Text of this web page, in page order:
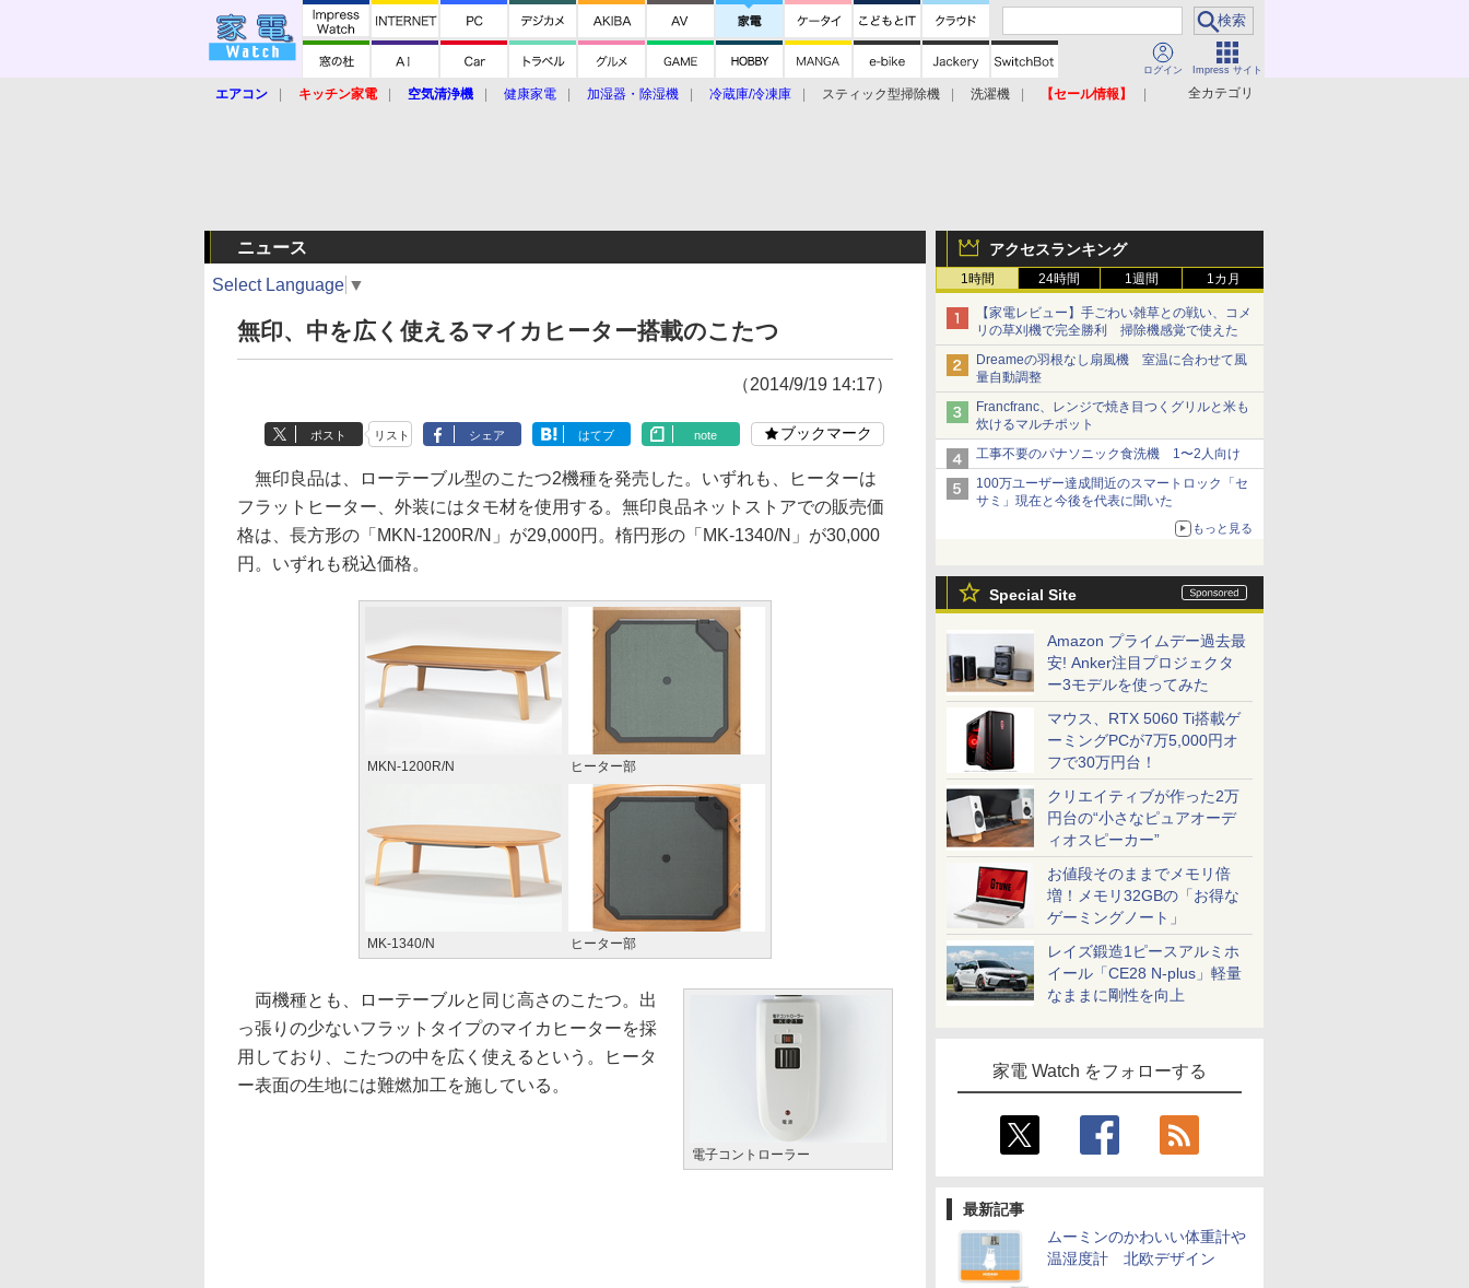
ログイン Impress サイト
全カテゴリ
エアコン キッチン家電 空気清浄機 健康家電 加湿器・除湿機 冷蔵庫/冷凍庫 スティック型掃除機 洗濯機
【セール情報】
アクセスランキング
1時間 24時間 1週間 1カ月
【家電レビュー】手ごわい雑草との戦い、コメ
リの草刈機で完全勝利 掃除機感覚で使えた
Dreameの羽根なし扇風機 室温に合わせて風
量自動調整
Francfranc、レンジで焼き目つくグリルと米も
炊けるマルチポット
工事不要のパナソニック食洗機 1〜2人向け
100万ユーザー達成間近のスマートロック「セ
サミ」現在と今後を代表に聞いた
もっと見る
Special Site
Amazon プライムデー過去最
安! Anker注目プロジェクタ
ー3モデルを使ってみた
マウス、RTX 5060 Ti搭載ゲ
ーミングPCが7万5,000円オ
フで30万円台！
クリエイティブが作った2万
円台の“小さなピュアオーデ
ィオスピーカー”
お値段そのままでメモリ倍
増！メモリ32GBの「お得な
ゲーミングノート」
レイズ鍛造1ピースアルミホ
イール「CE28 N-plus」軽量
なままに剛性を向上
家電 Watch をフォローする
最新記事
ムーミンのかわいい体重計や
温湿度計 北欧デザイン
ニュース
Select Language ▼
無印、中を広く使えるマイカヒーター搭載のこたつ
（2014/9/19 14:17）
ポスト リスト シェア はてブ note ブックマーク
無印良品は、ローテーブル型のこたつ2機種を発売した。いずれも、ヒーターは
フラットヒーター、外装にはタモ材を使用する。無印良品ネットストアでの販売価
格は、長方形の「MKN-1200R/N」が29,000円。楕円形の「MK-1340/N」が30,000
円。いずれも税込価格。
MKN-1200R/N ヒーター部
MK-1340/N ヒーター部
電子コントローラー
両機種とも、ローテーブルと同じ高さのこたつ。出
っ張りの少ないフラットタイプのマイカヒーターを採
用しており、こたつの中を広く使えるという。ヒータ
ー表面の生地には難燃加工を施している。